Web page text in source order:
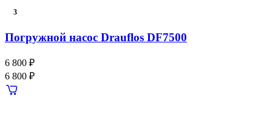
3
Погружной насос Drauflos DF7500
6 800 ₽
6 800 ₽